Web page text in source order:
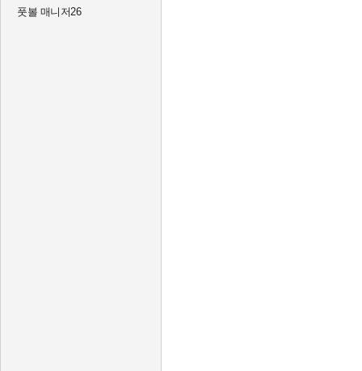
풋볼 매니저26